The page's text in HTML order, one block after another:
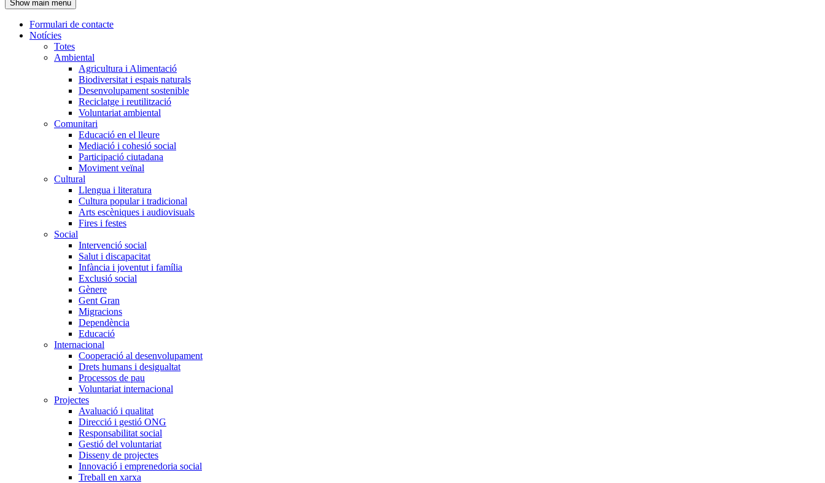
l'encapçalament
Show main menu
Navegació
principal
Formulari de contacte
Notícies
Totes
Ambiental
Agricultura i Alimentació
Biodiversitat i espais naturals
Desenvolupament sostenible
Reciclatge i reutilització
Voluntariat ambiental
Comunitari
Educació en el lleure
Mediació i cohesió social
Participació ciutadana
Moviment veïnal
Cultural
Llengua i literatura
Cultura popular i tradicional
Arts escèniques i audiovisuals
Fires i festes
Social
Intervenció social
Salut i discapacitat
Infància i joventut i família
Exclusió social
Gènere
Gent Gran
Migracions
Dependència
Educació
Internacional
Cooperació al desenvolupament
Drets humans i desigualtat
Processos de pau
Voluntariat internacional
Projectes
Avaluació i qualitat
Direcció i gestió ONG
Responsabilitat social
Gestió del voluntariat
Disseny de projectes
Innovació i emprenedoria social
Treball en xarxa